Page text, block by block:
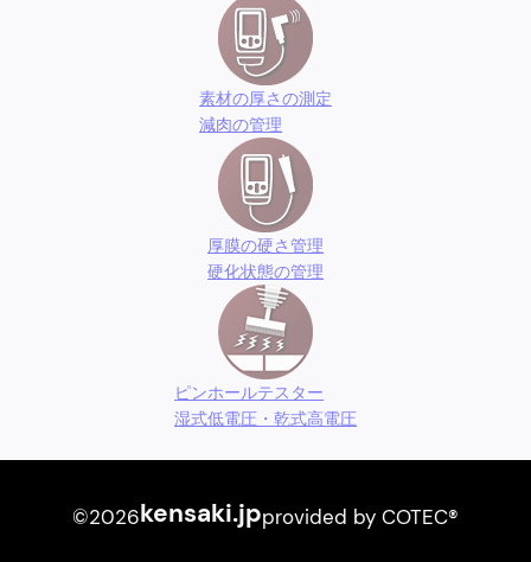
素材の厚さの測定
減肉の管理
厚膜の硬さ管理
硬化状態の管理
ピンホールテスター
湿式低電圧・乾式高電圧
©2026kensaki.jpprovided by COTEC®